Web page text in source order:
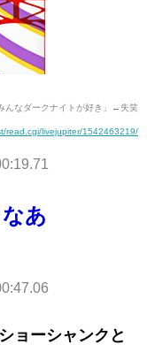
んなダークナイトが好き」←失笑
read.cgi/livejupiter/1542463219/
あ
ョーシャンクと